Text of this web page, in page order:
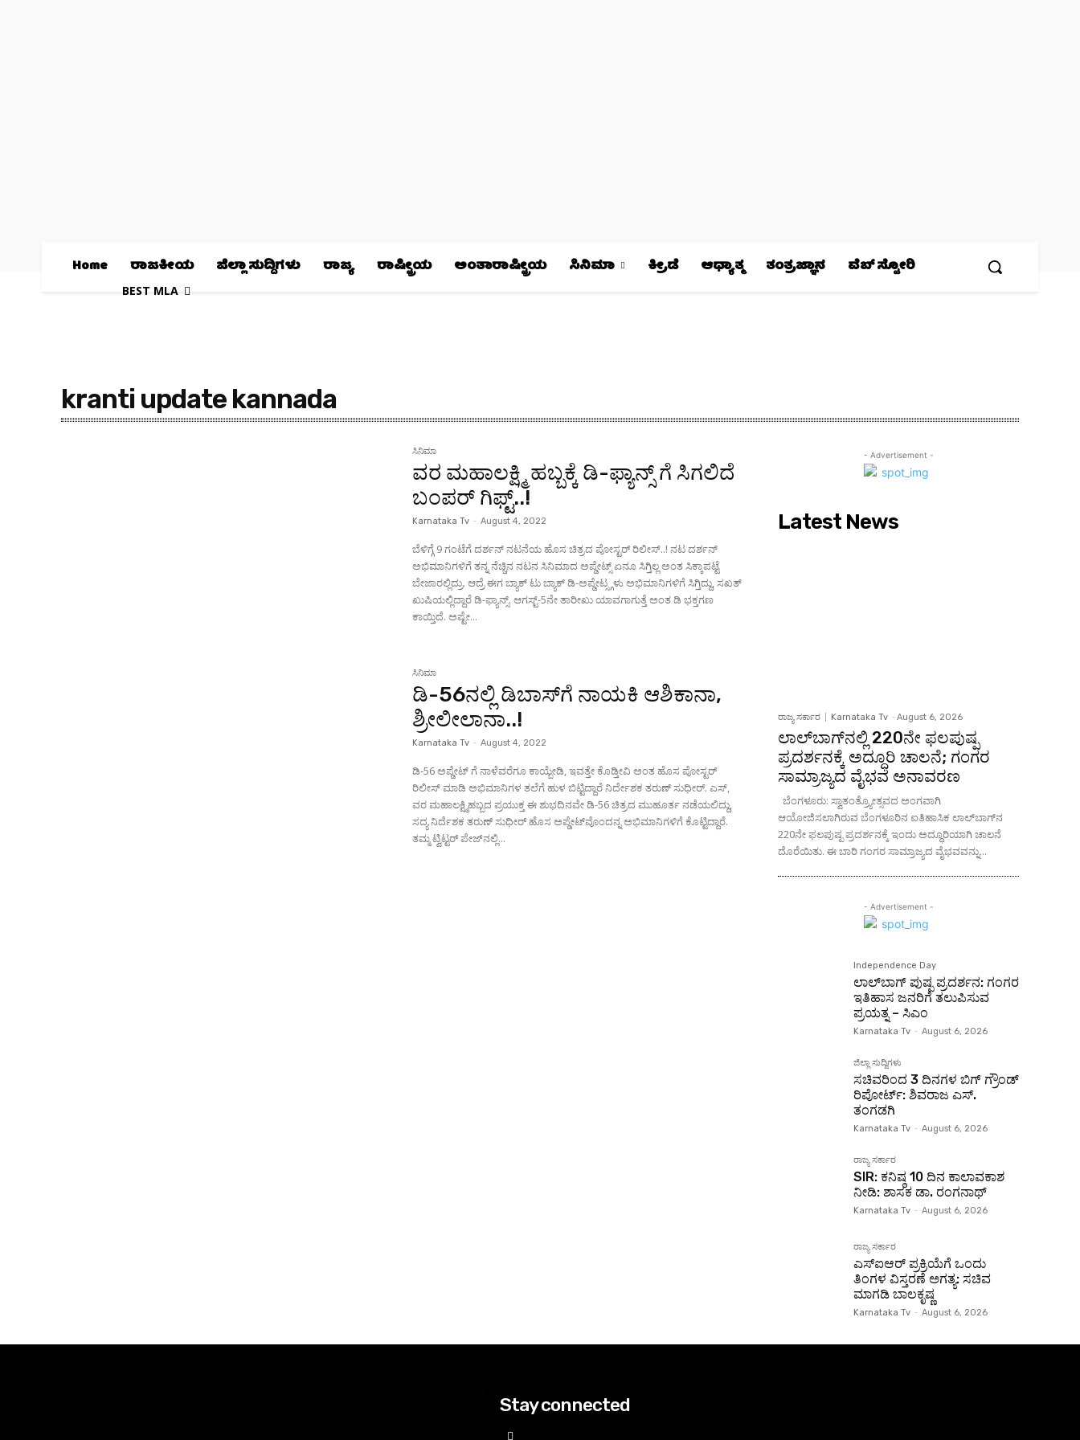
Home ರಾಜಕೀಯ ಜಿಲ್ಲಾ ಸುದ್ದಿಗಳು ರಾಜ್ಯ ರಾಷ್ಟ್ರೀಯ ಅಂತಾರಾಷ್ಟ್ರೀಯ ಸಿನಿಮಾ ಕ್ರೀಡೆ ಆಧ್ಯಾತ್ಮ ತಂತ್ರಜ್ಞಾನ ವೆಬ್ ಸ್ಟೋರಿ
BEST MLA
kranti update kannada
ಸಿನಿಮಾ
ವರ ಮಹಾಲಕ್ಷ್ಮಿ ಹಬ್ಬಕ್ಕೆ ಡಿ-ಫ್ಯಾನ್ಸ್ ಗೆ ಸಿಗಲಿದೆ
ಬಂಪರ್ ಗಿಫ್ಟ್..!
Karnataka Tv - August 4, 2022
ಬೆಳಿಗ್ಗೆ 9 ಗಂಟೆಗೆ ದರ್ಶನ್ ನಟನೆಯ ಹೊಸ ಚಿತ್ರದ ಪೋಸ್ಟರ್ ರಿಲೀಸ್..! ನಟ ದರ್ಶನ್
ಅಭಿಮಾನಿಗಳಿಗೆ ತನ್ನ ನೆಚ್ಚಿನ ನಟನ ಸಿನಿಮಾದ ಅಪ್ಡೇಟ್ಸ್ ಏನೂ ಸಿಗ್ತಿಲ್ಲ ಅಂತ ಸಿಕ್ಕಾಪಟ್ಟೆ
ಬೇಜಾರಲ್ಲಿದ್ರು. ಆದ್ರೆ ಈಗ ಬ್ಯಾಕ್ ಟು ಬ್ಯಾಕ್ ಡಿ-ಅಪ್ಡೇಟ್ಸ್ಗಳು ಅಭಿಮಾನಿಗಳಿಗೆ ಸಿಗ್ತಿದ್ದು, ಸಖತ್
ಖುಷಿಯಲ್ಲಿದ್ದಾರೆ ಡಿ-ಫ್ಯಾನ್ಸ್. ಆಗಸ್ಟ್-5ನೇ ತಾರೀಖು ಯಾವಗಾಗುತ್ತೆ ಅಂತ ಡಿ ಭಕ್ತಗಣ
ಕಾಯ್ತಿದೆ. ಅಷ್ಟೇ...
ಸಿನಿಮಾ
ಡಿ-56ನಲ್ಲಿ ಡಿಬಾಸ್‌ಗೆ ನಾಯಕಿ ಆಶಿಕಾನಾ,
ಶ್ರೀಲೀಲಾನಾ..!
Karnataka Tv - August 4, 2022
ಡಿ-56 ಅಪ್ಡೇಟ್ ಗೆ ನಾಳೆವರೆಗೂ ಕಾಯ್ಬೇಡಿ, ಇವತ್ತೇ ಕೊಡ್ತೀವಿ ಅಂತ ಹೊಸ ಪೋಸ್ಟರ್
ರಿಲೀಸ್ ಮಾಡಿ ಅಭಿಮಾನಿಗಳ ತಲೆಗೆ ಹುಳ ಬಿಟ್ಟಿದ್ದಾರೆ ನಿರ್ದೇಶಕ ತರುಣ್ ಸುಧೀರ್. ಎಸ್,
ವರ ಮಹಾಲಕ್ಷ್ಮಿಹಬ್ಬದ ಪ್ರಯುಕ್ತ ಈ ಶುಭದಿನವೇ ಡಿ-56 ಚಿತ್ರದ ಮುಹೂರ್ತ ನಡೆಯಲಿದ್ದು,
ಸದ್ಯ ನಿರ್ದೆಶಕ ತರುಣ್ ಸುಧೀರ್ ಹೊಸ ಅಪ್ಡೇಟ್‌ವೊಂದನ್ನ ಅಭಿಮಾನಿಗಳಿಗೆ ಕೊಟ್ಟಿದ್ದಾರೆ.
ತಮ್ಮ ಟ್ವಿಟ್ಟರ್ ಪೇಜ್‌ನಲ್ಲಿ...
- Advertisement -
Latest News
ರಾಜ್ಯ ಸರ್ಕಾರ Karnataka Tv - August 6, 2026
ಲಾಲ್‌ಬಾಗ್‌ನಲ್ಲಿ 220ನೇ ಫಲಪುಷ್ಪ
ಪ್ರದರ್ಶನಕ್ಕೆ ಅದ್ಧೂರಿ ಚಾಲನೆ; ಗಂಗರ
ಸಾಮ್ರಾಜ್ಯದ ವೈಭವ ಅನಾವರಣ
ಬೆಂಗಳೂರು: ಸ್ವಾತಂತ್ರ್ಯೋತ್ಸವದ ಅಂಗವಾಗಿ
ಆಯೋಜಿಸಲಾಗಿರುವ ಬೆಂಗಳೂರಿನ ಐತಿಹಾಸಿಕ ಲಾಲ್‌ಬಾಗ್‌ನ
220ನೇ ಫಲಪುಷ್ಪ ಪ್ರದರ್ಶನಕ್ಕೆ ಇಂದು ಅದ್ಧೂರಿಯಾಗಿ ಚಾಲನೆ
ದೊರೆಯಿತು. ಈ ಬಾರಿ ಗಂಗರ ಸಾಮ್ರಾಜ್ಯದ ವೈಭವವನ್ನು...
- Advertisement -
Independence Day
ಲಾಲ್‌ಬಾಗ್ ಪುಷ್ಪ ಪ್ರದರ್ಶನ: ಗಂಗರ
ಇತಿಹಾಸ ಜನರಿಗೆ ತಲುಪಿಸುವ
ಪ್ರಯತ್ನ – ಸಿಎಂ
Karnataka Tv - August 6, 2026
ಜಿಲ್ಲಾ ಸುದ್ದಿಗಳು
ಸಚಿವರಿಂದ 3 ದಿನಗಳ ಬಿಗ್ ಗ್ರೌಂಡ್
ರಿಪೋರ್ಟ್: ಶಿವರಾಜ ಎಸ್.
ತಂಗಡಗಿ
Karnataka Tv - August 6, 2026
ರಾಜ್ಯ ಸರ್ಕಾರ
SIR: ಕನಿಷ್ಠ 10 ದಿನ ಕಾಲಾವಕಾಶ
ನೀಡಿ: ಶಾಸಕ ಡಾ. ರಂಗನಾಥ್
Karnataka Tv - August 6, 2026
ರಾಜ್ಯ ಸರ್ಕಾರ
ಎಸ್‌ಐಆರ್ ಪ್ರಕ್ರಿಯೆಗೆ ಒಂದು
ತಿಂಗಳ ವಿಸ್ತರಣೆ ಅಗತ್ಯ: ಸಚಿವ
ಮಾಗಡಿ ಬಾಲಕೃಷ್ಣ
Karnataka Tv - August 6, 2026
Stay connected